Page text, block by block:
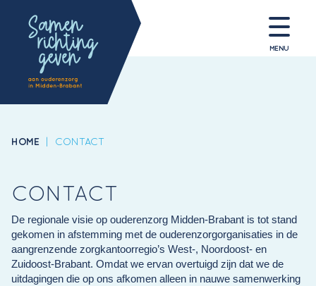
MENU
HOME | CONTACT
CONTACT
De regionale visie op ouderenzorg Midden-Brabant is tot stand
gekomen in afstemming met de ouderenzorgorganisaties in de
aangrenzende zorgkantoorregio’s West-, Noordoost- en
Zuidoost-Brabant. Omdat we ervan overtuigd zijn dat we de
uitdagingen die op ons afkomen alleen in nauwe samenwerking